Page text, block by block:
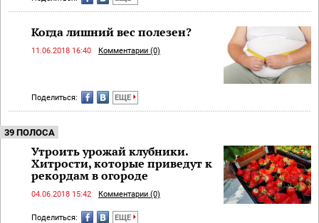
Когда лишний вес полезен?
11.06.2018 16:40 Комментарии (0)
Поделиться: ЕЩЕ
39 ПОЛОСА
Утроить урожай клубники.
Хитрости, которые приведут к
рекордам в огороде
04.06.2018 15:42 Комментарии (0)
Поделиться: ЕЩЕ